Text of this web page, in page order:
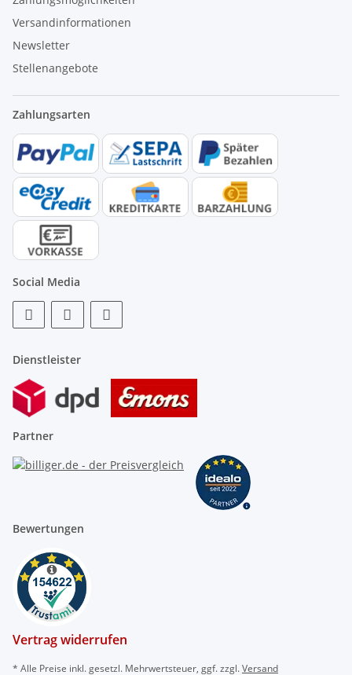
Versandinformationen
Newsletter
Stellenangebote
Zahlungsarten
Social Media
Dienstleister
Partner
Bewertungen
Vertrag widerrufen
* Alle Preise inkl. gesetzl. Mehrwertsteuer, ggf. zzgl.Versand